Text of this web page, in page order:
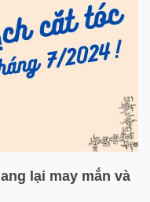
lại may mắn và